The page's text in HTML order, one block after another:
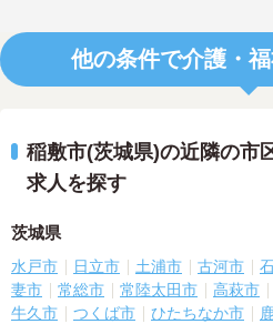
他の条件で介護・
稲敷市(茨城県)の近隣の市
求人を探す
茨城県
水戸市 日立市 土浦市 古河市
妻市
常総市 常陸太田市 高萩市
牛久市
つくば市 ひたちなか市